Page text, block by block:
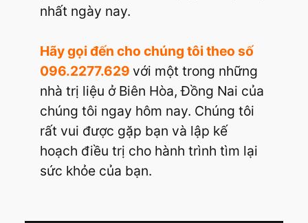
nhất ngày nay.
Hãy gọi đến cho chúng tôi theo số
096.2277.629 với một trong những
nhà trị liệu ở Biên Hòa, Đồng Nai của
chúng tôi ngay hôm nay. Chúng tôi
rất vui được gặp bạn và lập kế
hoạch điều trị cho hành trình tìm lại
sức khỏe của bạn.